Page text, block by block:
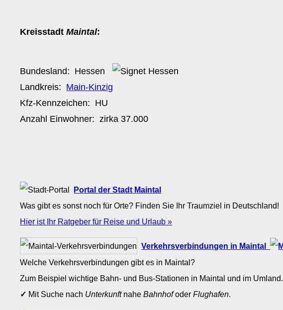
KreisstadtMaintal:
Bundesland: Hessen
Landkreis: Main-Kinzig
Kfz-Kennzeichen: HU
Anzahl Einwohner: zirka 37.000
Portal der Stadt Maintal
Was gibt es sonst noch für Orte? Finden Sie Ihr Traumziel in Deutschland!
Hier ist Ihr Ratgeber für Reise und Urlaub »
Verkehrsverbindungen in Maintal
Welche Verkehrsverbindungen gibt es in Maintal?
Zum Beispiel wichtige Bahn- und Bus-Stationen in Maintal und im Umland.
✓ Mit Suche nach UnterkunftnaheBahnhofoderFlughafen.